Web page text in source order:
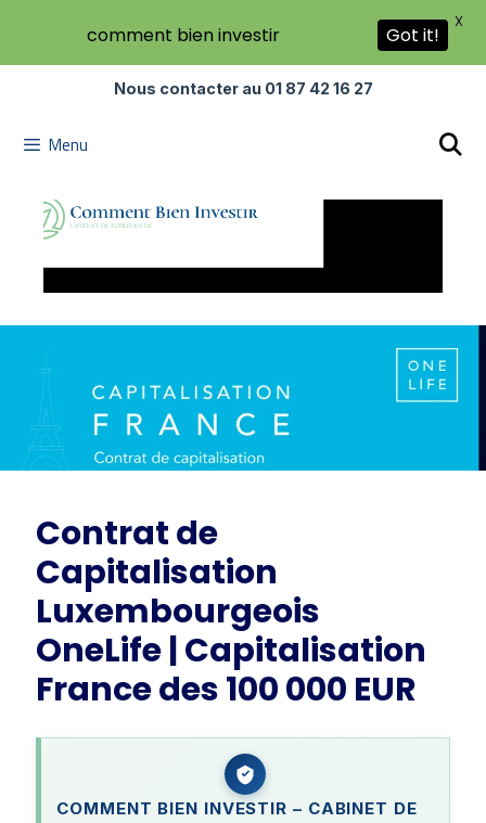
Nous contacter au 01 87 42 16 27
Menu
Contrat de
Capitalisation
Luxembourgeois
OneLife | Capitalisation
France des 100 000 EUR
COMMENT BIEN INVESTIR – CABINET DE
comment bien investir Got it!
X